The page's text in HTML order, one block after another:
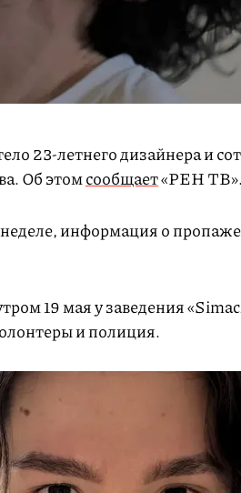
23-летнего дизайнера и
Об этомсообщает«РЕН ТВ».
информация о пропаже
19 мая у заведения
и полиция.